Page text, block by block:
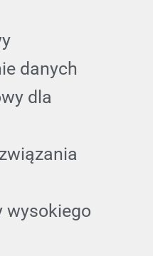
danych
dla
wysokiego